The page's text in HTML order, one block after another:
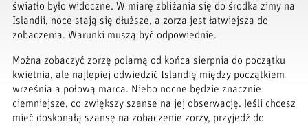
światło było widoczne. W miarę zbliżania się do środka zimy na
Islandii, noce stają się dłuższe, a zorza jest łatwiejsza do
zobaczenia. Warunki muszą być odpowiednie.
Można zobaczyć zorzę polarną od końca sierpnia do początku
kwietnia, ale najlepiej odwiedzić Islandię między początkiem
września a połową marca. Niebo nocne będzie znacznie
ciemniejsze, co zwiększy szanse na jej obserwację. Jeśli chcesz
mieć doskonałą szansę na zobaczenie zorzy, przyjedź do